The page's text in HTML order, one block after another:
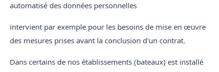
automatisé des données personnelles
intervient par exemple pour les besoins de mise en œuvre
des mesures prises avant la conclusion d'un contrat.
Dans certains de nos établissements (bateaux) est installé